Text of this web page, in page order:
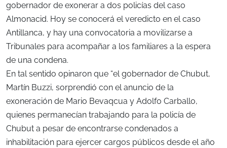
gobernador de exonerar a dos policías del caso
Almonacid. Hoy se conocerá el veredicto en el caso
Antillanca, y hay una convocatoria a movilizarse a
Tribunales para acompañar a los familiares a la espera
de una condena.
En tal sentido opinaron que “el gobernador de Chubut,
Martín Buzzi, sorprendió con el anuncio de la
exoneración de Mario Bevaqcua y Adolfo Carballo,
quienes permanecían trabajando para la policía de
Chubut a pesar de encontrarse condenados a
inhabilitación para ejercer cargos públicos desde el año